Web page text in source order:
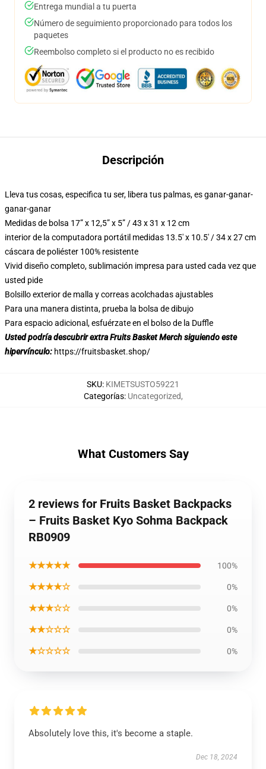
Entrega mundial a tu puerta
Número de seguimiento proporcionado para todos los
paquetes
Reembolso completo si el producto no es recibido
Descripción
Lleva tus cosas, especifica tu ser, libera tus palmas, es ganar-ganar-
ganar-ganar
Medidas de bolsa 17” x 12,5” x 5” / 43 x 31 x 12 cm
interior de la computadora portátil medidas 13.5′ x 10.5′ / 34 x 27 cm
cáscara de poliéster 100% resistente
Vivid diseño completo, sublimación impresa para usted cada vez que
usted pide
Bolsillo exterior de malla y correas acolchadas ajustables
Para una manera distinta, prueba la bolsa de dibujo
Para espacio adicional, esfuérzate en el bolso de la Duffle
Usted podría descubrir extra Fruits Basket Merch siguiendo este
hipervínculo: https://fruitsbasket.shop/
SKU: KIMETSUSTO59221
Categorías: Uncategorized,
What Customers Say
2 reviews for Fruits Basket Backpacks
– Fruits Basket Kyo Sohma Backpack
RB0909
★★★★★ 100%
★★★★☆ 0%
★★★☆☆ 0%
★★☆☆☆ 0%
★☆☆☆☆ 0%
Absolutely love this, it's become a staple.
Dec 18, 2024